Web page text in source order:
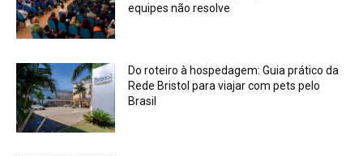
equipes não resolve
Do roteiro à hospedagem: Guia prático da
Rede Bristol para viajar com pets pelo
Brasil